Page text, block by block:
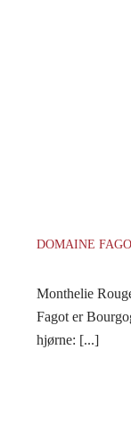
DOMAINE
Monthelie
Fagot er
hjørne: [...]